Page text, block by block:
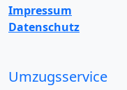
Impressum
Datenschutz
Umzugsservice